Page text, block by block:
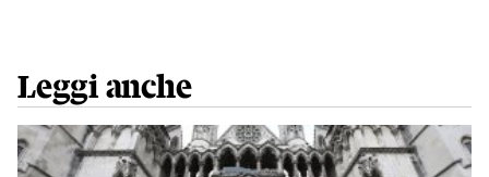
Leggi anche